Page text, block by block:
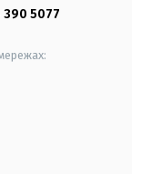
390 5077